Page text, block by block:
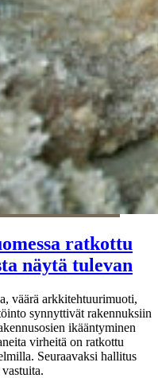
ratkottu
näytä tulevan
väärä arkkitehtuurimuoti,
synnyttivät rakennuksiin
ikääntyminen
virheitä on ratkottu
Seuraavaksi hallitus